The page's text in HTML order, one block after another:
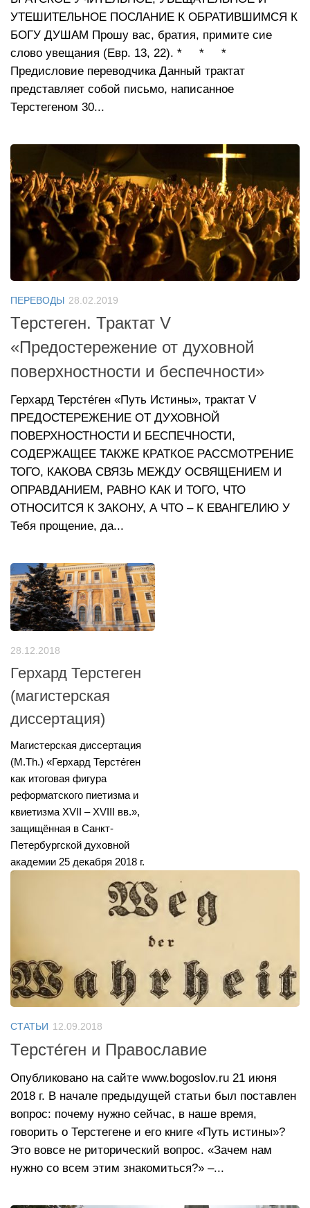
УТЕШИТЕЛЬНОЕ ПОСЛАНИЕ К ОБРАТИВШИМСЯ К
БОГУ ДУШАМ Прошу вас, братия, примите сие
слово увещания (Евр. 13, 22). * * *
Предисловие переводчика Данный трактат
представляет собой письмо, написанное
Терстегеном 30...
ПЕРЕВОДЫ 28.02.2019
Терстеген. Трактат V
«Предостережение от духовной
поверхностности и беспечности»
Герхард Терсте́ген «Путь Истины», трактат V
ПРЕДОСТЕРЕЖЕНИЕ ОТ ДУХОВНОЙ
ПОВЕРХНОСТНОСТИ И БЕСПЕЧНОСТИ,
СОДЕРЖАЩЕЕ ТАКЖЕ КРАТКОЕ РАССМОТРЕНИЕ
ТОГО, КАКОВА СВЯЗЬ МЕЖДУ ОСВЯЩЕНИЕМ И
ОПРАВДАНИЕМ, РАВНО КАК И ТОГО, ЧТО
ОТНОСИТСЯ К ЗАКОНУ, А ЧТО – К ЕВАНГЕЛИЮ У
Тебя прощение, да...
28.12.2018
Герхард Терстеген
(магистерская
диссертация)
Магистерская диссертация
(M.Th.) «Герхард Терсте́ген
как итоговая фигура
реформатского пиетизма и
квиетизма XVII – XVIII вв.»,
защищённая в Санкт-
Петербургской духовной
академии 25 декабря 2018 г.
СТАТЬИ 12.09.2018
Терсте́ген и Православие
Опубликовано на сайте www.bogoslov.ru 21 июня
2018 г. В начале предыдущей статьи был поставлен
вопрос: почему нужно сейчас, в наше время,
говорить о Терстегене и его книге «Путь истины»?
Это вовсе не риторический вопрос. «Зачем нам
нужно со всем этим знакомиться?» –...